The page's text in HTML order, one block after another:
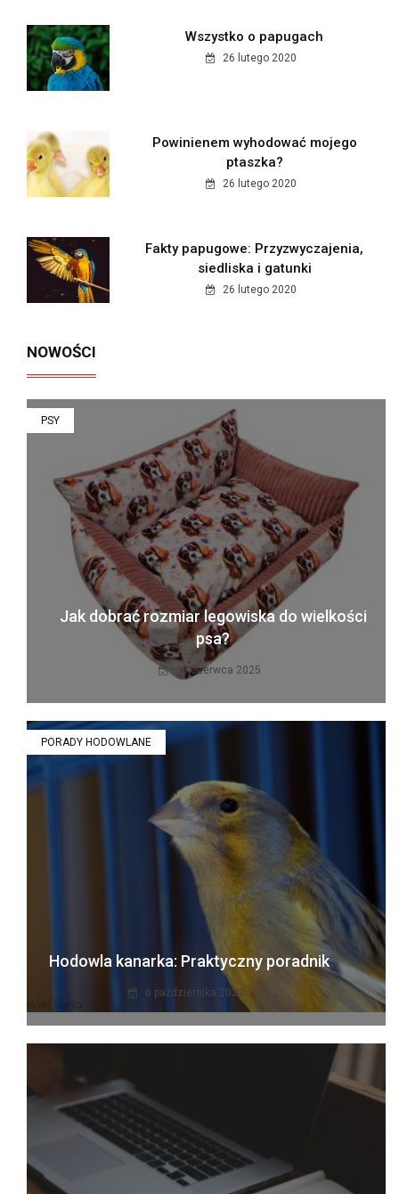
Wszystko o papugach
26 lutego 2020
Powinienem wyhodować mojego
ptaszka?
26 lutego 2020
Fakty papugowe: Przyzwyczajenia,
siedliska i gatunki
26 lutego 2020
NOWOŚCI
PSY
Jak dobrać rozmiar legowiska do wielkości
psa?
30 czerwca 2025
PORADY HODOWLANE
Hodowla kanarka: Praktyczny poradnik
6 października 2023